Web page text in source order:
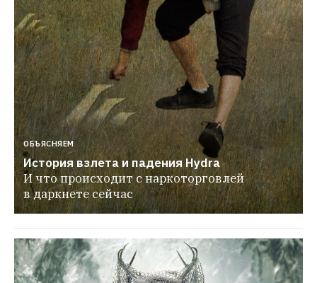
ОБЪЯСНЯЕМ
История взлета и падения Hydra
И что происходит с наркоторговлей
в даркнете сейчас